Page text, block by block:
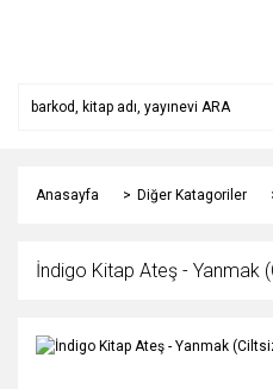
Anasayfa Diğer Katagoriler
İndigo Kitap Ateş - Yanmak